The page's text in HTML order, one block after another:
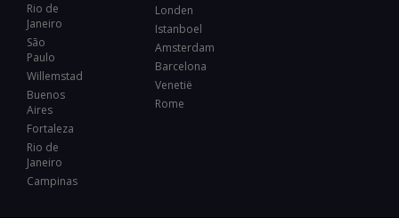
Rio de
Janeiro
São
Paulo
Willemstad
Buenos
Aires
Fortaleza
Rio de
Janeiro
Campinas
Londen
Istanboel
Amsterdam
Barcelona
Venetië
Rome